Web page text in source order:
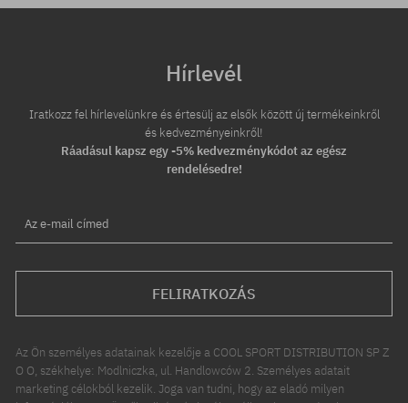
Hírlevél
Iratkozz fel hírlevelünkre és értesülj az elsők között új termékeinkről
és kedvezményeinkről!
Ráadásul kapsz egy -5% kedvezménykódot az egész
rendelésedre!
Az e-mail címed
FELIRATKOZÁS
Az Ön személyes adatainak kezelője a COOL SPORT DISTRIBUTION SP Z
O O, székhelye: Modlniczka, ul. Handlowców 2. Személyes adatait
marketing célokból kezelik. Joga van tudni, hogy az eladó milyen